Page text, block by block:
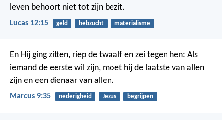
leven behoort niet tot zijn bezit.
Lucas 12:15 geld hebzucht materialisme
En Hij ging zitten, riep de twaalf en zei tegen hen: Als
iemand de eerste wil zijn, moet hij de laatste van allen
zijn en een dienaar van allen.
Marcus 9:35 nederigheid Jezus begrijpen